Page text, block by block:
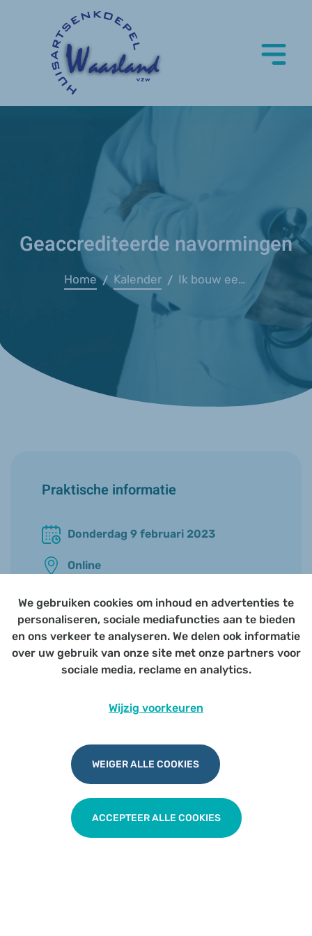
Geaccrediteerde navormingen
Home / Kalender / Ik bouw een praktijk en neem mee
Praktische informatie
Donderdag 9 februari 2023
Online
20u00 - 21u30
Open voor alle (huis)artsen
We gebruiken cookies om inhoud en advertenties te
personaliseren, sociale mediafuncties aan te bieden
en ons verkeer te analyseren. We delen ook informatie
over uw gebruik van onze site met onze partners voor
sociale media, reclame en analytics.
Wijzig voorkeuren
WEIGER ALLE COOKIES
ACCEPTEER ALLE COOKIES